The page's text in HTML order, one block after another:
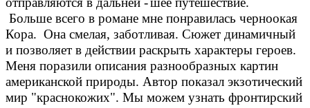
Больше всего в романе мне понравилась черноокая
Кора. Она смелая, заботливая. Сюжет динамичный
и позволяет в действии раскрыть характеры героев.
Меня поразили описания разнообразных картин
американской природы. Автор показал экзотический
мир "краснокожих". Мы можем узнать фронтирский